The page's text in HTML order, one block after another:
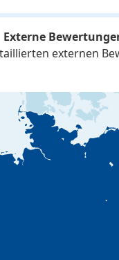
Externe
externen